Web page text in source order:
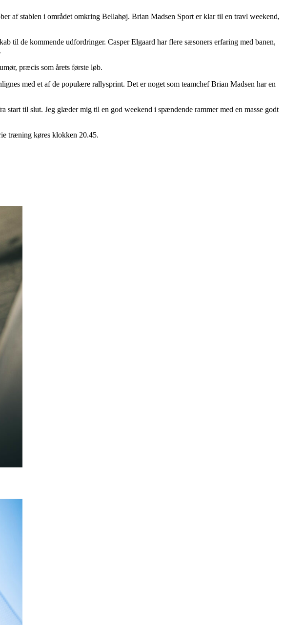
af stablen i området omkring Bellahøj. Brian Madsen Sport er klar til en travl weekend,
til de kommende udfordringer. Casper Elgaard har flere sæsoners erfaring med banen,
præcis som årets første løb.
med et af de populære rallysprint. Det er noget som teamchef Brian Madsen har en
start til slut. Jeg glæder mig til en god weekend i spændende rammer med en masse godt
træning køres klokken 20.45.